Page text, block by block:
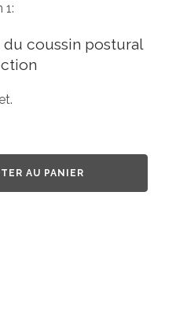
1:
coussin postural
AU PANIER